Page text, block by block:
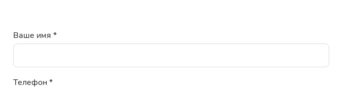
Ваше имя *
Телефон*